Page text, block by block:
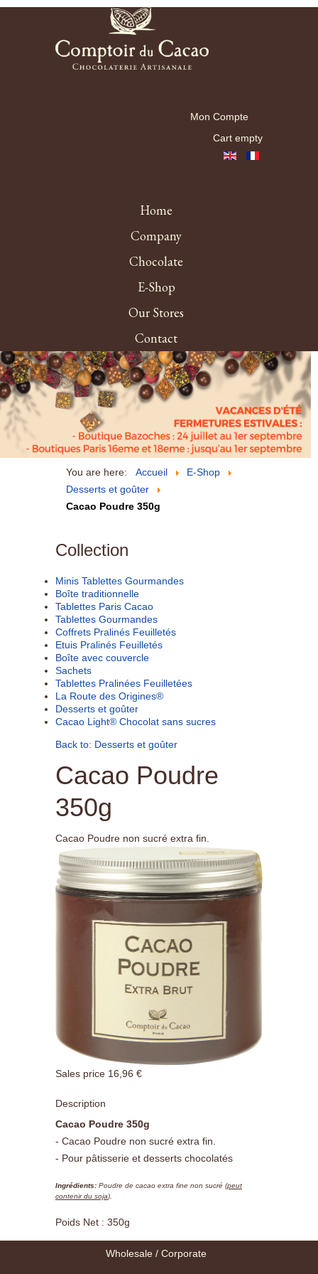
Mon Compte
Cart empty
Home
Company
Chocolate
E-Shop
Our Stores
Contact
You are here: Accueil
E-Shop
Desserts et goûter
Cacao Poudre 350g
Collection
Minis Tablettes Gourmandes
Boîte traditionnelle
Tablettes Paris Cacao
Tablettes Gourmandes
Coffrets Pralinés Feuilletés
Etuis Pralinés Feuilletés
Boîte avec couvercle
Sachets
Tablettes Pralinées Feuilletées
La Route des Origines®
Desserts et goûter
Cacao Light® Chocolat sans sucres
Back to: Desserts et goûter
Cacao Poudre
350g
Cacao Poudre non sucré extra fin.
Sales price 16,96 €
Description
Cacao Poudre 350g
- Cacao Poudre non sucré extra fin.
- Pour pâtisserie et desserts chocolatés
Ingrédients: Poudre de cacao extra fine non sucré (peut
contenir du soja).
Poids Net : 350g
Wholesale / Corporate